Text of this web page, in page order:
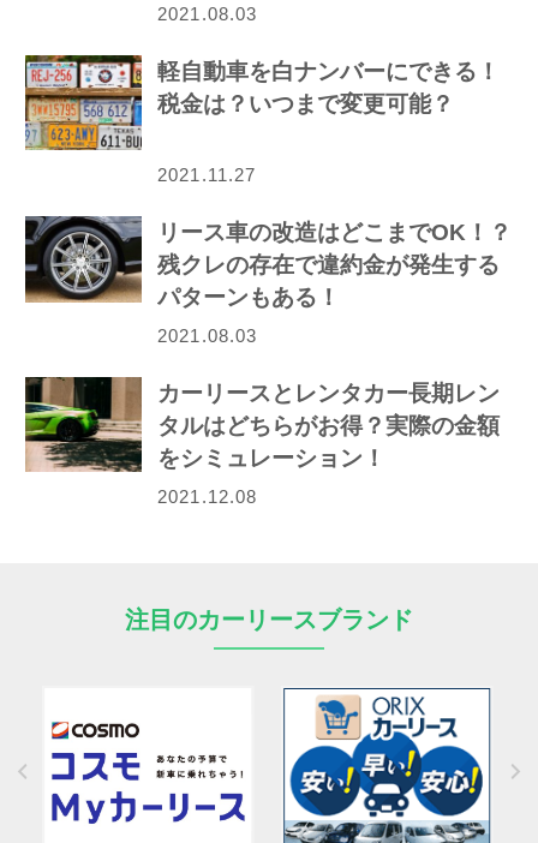
2021.08.03
軽自動車を白ナンバーにできる！
税金は？いつまで変更可能？
2021.11.27
リース車の改造はどこまでOK！？
残クレの存在で違約金が発生する
パターンもある！
2021.08.03
カーリースとレンタカー長期レン
タルはどちらがお得？実際の金額
をシミュレーション！
2021.12.08
注目のカーリースブランド